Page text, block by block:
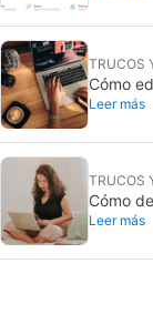
TRUCOS
Cómo
Leer más
TRUCOS
Cómo
Player
Leer más